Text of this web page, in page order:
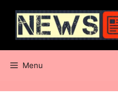
content
Menu